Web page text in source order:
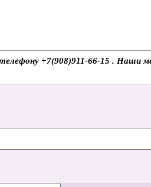
+7(908)911-66-15 . Наши